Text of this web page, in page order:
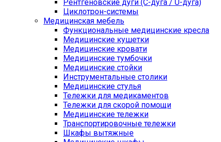
Рентгеновские дуги (С-дуга / U-дуга)
Циклотрон-системы
Медицинская мебель
Функциональные медицинские кресла
Медицинские кушетки
Медицинские кровати
Медицинские тумбочки
Медицинские стойки
Инструментальные столики
Медицинские стулья
Тележки для медикаментов
Тележки для скорой помощи
Медицинские тележки
Транспортировочные тележки
Шкафы вытяжные